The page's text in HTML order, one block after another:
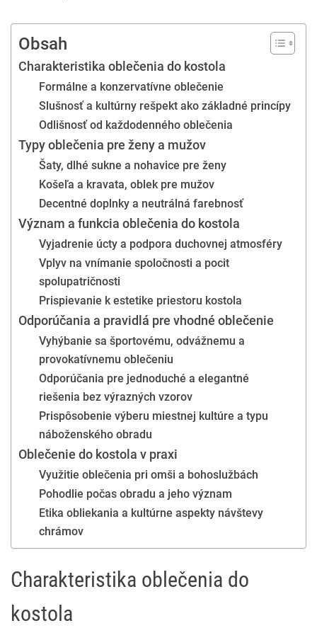
Obsah
Charakteristika oblečenia do kostola
Formálne a konzervatívne oblečenie
Slušnosť a kultúrny rešpekt ako základné princípy
Odlišnosť od každodenného oblečenia
Typy oblečenia pre ženy a mužov
Šaty, dlhé sukne a nohavice pre ženy
Košeľa a kravata, oblek pre mužov
Decentné doplnky a neutrálná farebnosť
Význam a funkcia oblečenia do kostola
Vyjadrenie úcty a podpora duchovnej atmosféry
Vplyv na vnímanie spoločnosti a pocit
spolupatričnosti
Prispievanie k estetike priestoru kostola
Odporúčania a pravidlá pre vhodné oblečenie
Vyhýbanie sa športovému, odvážnemu a
provokatívnemu oblečeniu
Odporúčania pre jednoduché a elegantné
riešenia bez výrazných vzorov
Prispôsobenie výberu miestnej kultúre a typu
náboženského obradu
Oblečenie do kostola v praxi
Využitie oblečenia pri omši a bohoslužbách
Pohodlie počas obradu a jeho význam
Etika obliekania a kultúrne aspekty návštevy
chrámov
Charakteristika oblečenia do
kostola